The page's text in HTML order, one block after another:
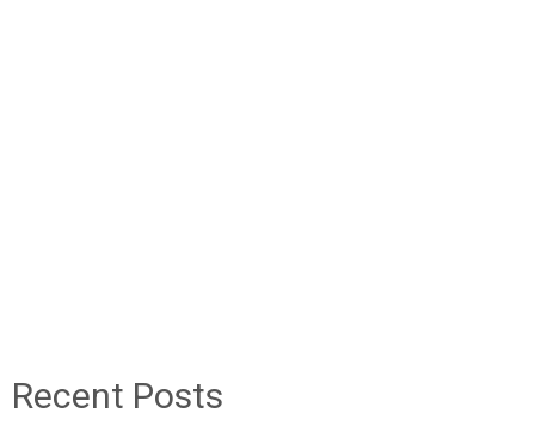
Recent Posts